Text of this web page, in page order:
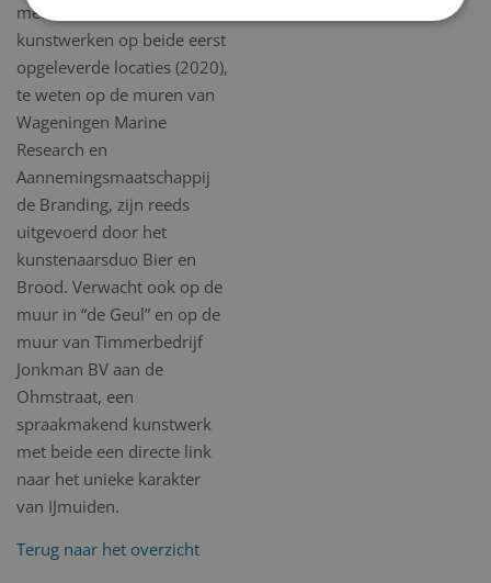
met RIGO Verffabriek. De
kunstwerken op beide eerst
opgeleverde locaties (2020),
te weten op de muren van
Wageningen Marine
Research en
Aannemingsmaatschappij
de Branding, zijn reeds
uitgevoerd door het
kunstenaarsduo Bier en
Brood. Verwacht ook op de
muur in “de Geul” en op de
muur van Timmerbedrijf
Jonkman BV aan de
Ohmstraat, een
spraakmakend kunstwerk
met beide een directe link
naar het unieke karakter
van IJmuiden.
Terug naar het overzicht